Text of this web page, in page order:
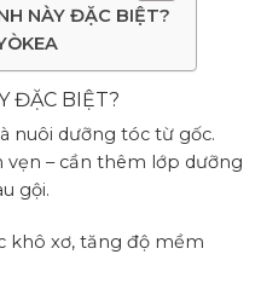
NÀY ĐẶC BIỆT?
ĐẶC BIỆT?
nuôi dưỡng tóc từ gốc.
– cần thêm lớp dưỡng
gội.
khô xơ, tăng độ mềm